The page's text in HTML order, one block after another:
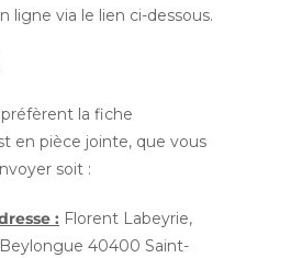
ligne via le lien ci-dessous.
la fiche
en pièce jointe, que vous
soit :
: Florent Labeyrie,
40400 Saint-